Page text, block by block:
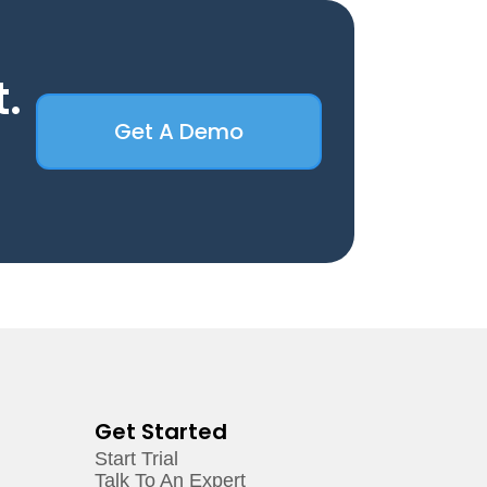
Get A Demo
Get Started
Start Trial
Talk To An Expert